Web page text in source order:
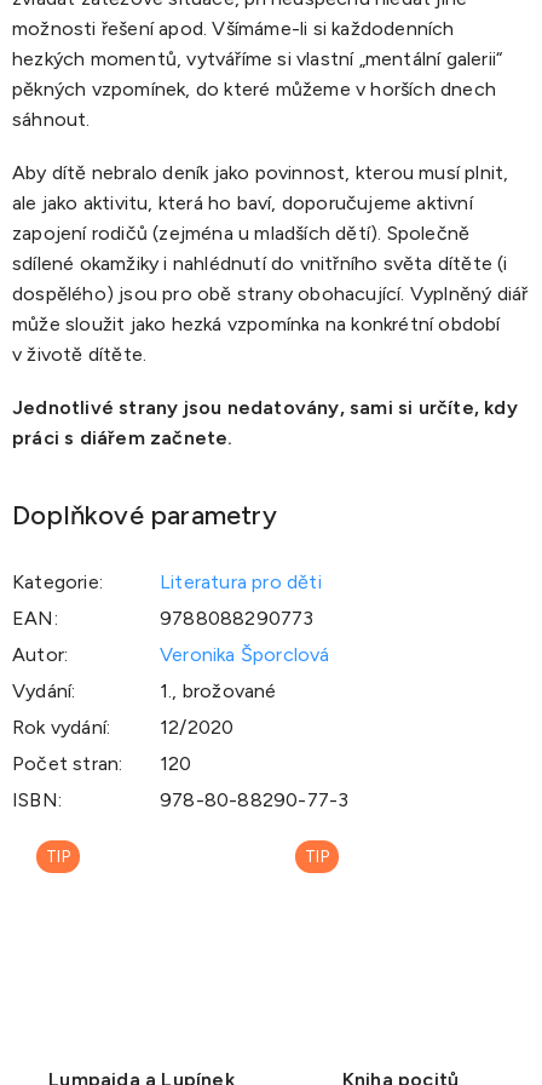
možnosti řešení apod. Všímáme-li si každodenních
hezkých momentů, vytváříme si vlastní „mentální galerii“
pěkných vzpomínek, do které můžeme v horších dnech
sáhnout.
Aby dítě nebralo deník jako povinnost, kterou musí plnit,
ale jako aktivitu, která ho baví, doporučujeme aktivní
zapojení rodičů (zejména u mladších dětí). Společně
sdílené okamžiky i nahlédnutí do vnitřního světa dítěte (i
dospělého) jsou pro obě strany obohacující. Vyplněný diář
může sloužit jako hezká vzpomínka na konkrétní období
v životě dítěte.
Jednotlivé strany jsou nedatovány, sami si určíte, kdy
práci s diářem začnete.
Doplňkové parametry
Kategorie:
Literatura pro děti
EAN:
9788088290773
Autor:
Veronika Šporclová
Vydání:
1., brožované
Rok vydání:
12/2020
Počet stran:
120
ISBN: 978-80-88290-77-3
TIP
Lumpajda a Lupínek
TIP
Kniha pocitů